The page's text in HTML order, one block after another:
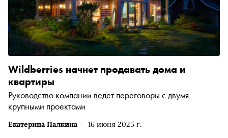
Екатерина Палкина 16 июня 2025 г.
Wildberries начнет продавать дома и
квартиры
Руководство компании ведет переговоры с двумя
крупными проектами